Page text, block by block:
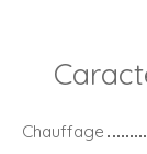
Chauffage